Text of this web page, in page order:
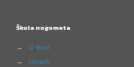
Škola nogometa
→
O školi
→
Uzrasti